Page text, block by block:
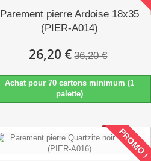
Parement pierre Ardoise 18x35
(PIER-A014)
26,20 € 36,20 €
Achat pour 70 cartons minimum (1
palette)
PROMO !